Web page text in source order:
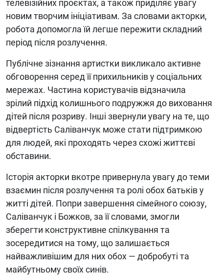
телевізійних проєктах, а також приділяє увагу
новим творчим ініціативам. За словами акторки,
робота допомогла їй легше пережити складний
період після розлучення.
Публічне зізнання артистки викликало активне
обговорення серед її прихильників у соціальних
мережах. Частина користувачів відзначила
зрілий підхід колишнього подружжя до виховання
дітей після розриву. Інші звернули увагу на те, що
відвертість Саліванчук може стати підтримкою
для людей, які проходять через схожі життєві
обставини.
Історія акторки вкотре привернула увагу до теми
взаємин після розлучення та ролі обох батьків у
житті дітей. Попри завершення сімейного союзу,
Саліванчук і Божков, за її словами, змогли
зберегти конструктивне спілкування та
зосередитися на тому, що залишається
найважливішим для них обох — добробуті та
майбутньому своїх синів.